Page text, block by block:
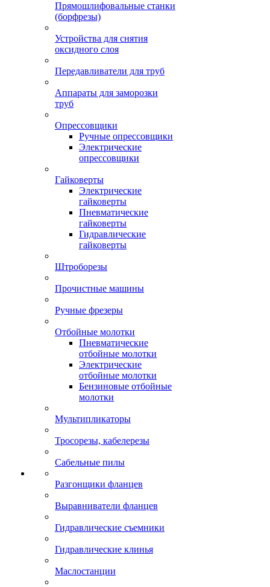
Прямошлифовальные станки
(борфрезы)
Устройства для снятия
оксидного слоя
Передавливатели для труб
Аппараты для заморозки
труб
Опрессовщики
Ручные опрессовщики
Электрические
опрессовщики
Гайковерты
Электрические
гайковерты
Пневматические
гайковерты
Гидравлические
гайковерты
Штроборезы
Прочистные машины
Ручные фрезеры
Отбойные молотки
Пневматические
отбойные молотки
Электрические
отбойные молотки
Бензиновые отбойные
молотки
Мультипликаторы
Тросорезы, кабелерезы
Сабельные пилы
Разгонщики фланцев
Выравниватели фланцев
Гидравлические съемники
Гидравлические клинья
Маслостанции